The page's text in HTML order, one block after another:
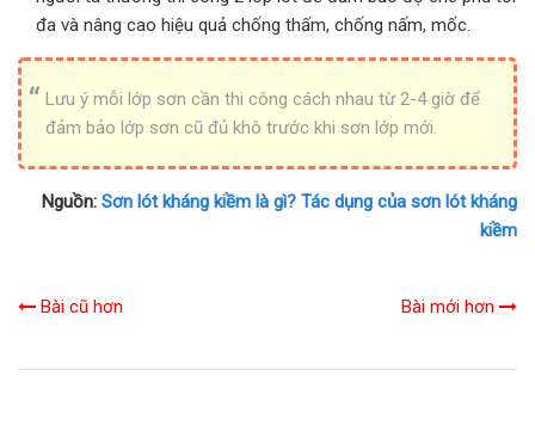
đa và nâng cao hiệu quả chống thấm, chống nấm, mốc.
Lưu ý mỗi lớp sơn cần thi công cách nhau từ 2-4 giờ để
đảm bảo lớp sơn cũ đủ khô trước khi sơn lớp mới.
Nguồn: Sơn lót kháng kiềm là gì? Tác dụng của sơn lót kháng
kiềm
Bài cũ hơn Bài mới hơn